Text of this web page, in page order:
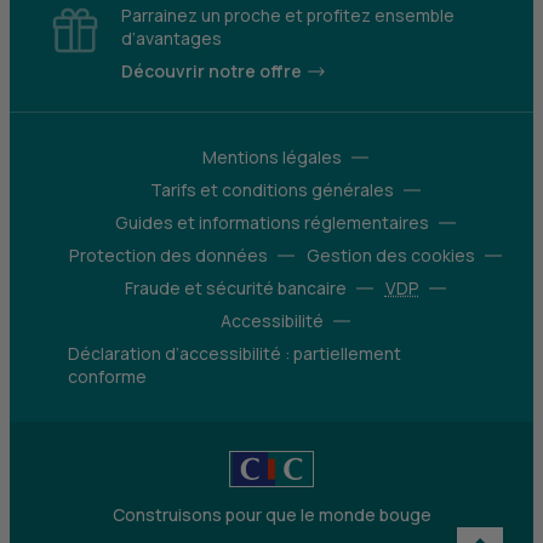
Parrainez un proche et profitez ensemble
d’avantages
Découvrir notre offre
Mentions légales
Tarifs et conditions générales
Guides et informations réglementaires
Protection des données
Gestion des cookies
Fraude et sécurité bancaire
VDP
Accessibilité
Déclaration d’accessibilité : partiellement
conforme
Construisons pour que le monde bouge